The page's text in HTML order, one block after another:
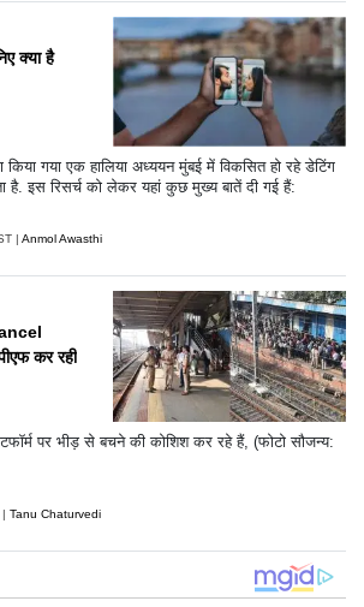
क्या है
किया गया एक हालिया अध्ययन मुंबई में विकसित हो रहे डेटिंग
है. इस रिसर्च को लेकर यहां कुछ मुख्य बातें दी गई हैं:
| Anmol Awasthi
कर रही
पर भीड़ से बचने की कोशिश कर रहे हैं, (फोटो सौजन्य:
| Tanu Chaturvedi